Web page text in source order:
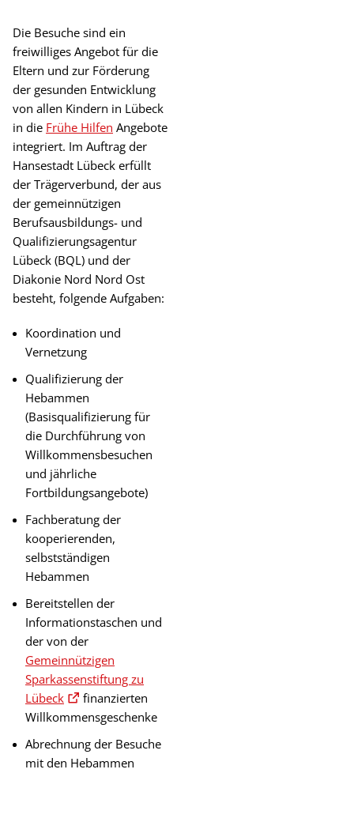
Die Besuche sind ein
freiwilliges Angebot für die
Eltern und zur Förderung
der gesunden Entwicklung
von allen Kindern in Lübeck
in die Frühe Hilfen Angebote
integriert. Im Auftrag der
Hansestadt Lübeck erfüllt
der Trägerverbund, der aus
der gemeinnützigen
Berufsausbildungs- und
Qualifizierungsagentur
Lübeck (BQL) und der
Diakonie Nord Nord Ost
besteht, folgende Aufgaben:
Koordination und
Vernetzung
Qualifizierung der
Hebammen
(Basisqualifizierung für
die Durchführung von
Willkommensbesuchen
und jährliche
Fortbildungsangebote)
Fachberatung der
kooperierenden,
selbstständigen
Hebammen
Bereitstellen der
Informationstaschen und
der von der
Gemeinnützigen
Sparkassenstiftung zu
Lübeck
finanzierten
Willkommensgeschenke
Abrechnung der Besuche
mit den Hebammen